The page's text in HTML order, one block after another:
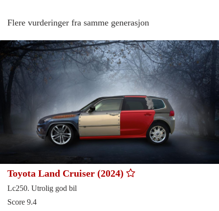
Flere vurderinger fra samme generasjon
Toyota Land Cruiser (2024)
Lc250. Utrolig god bil
Score 9.4